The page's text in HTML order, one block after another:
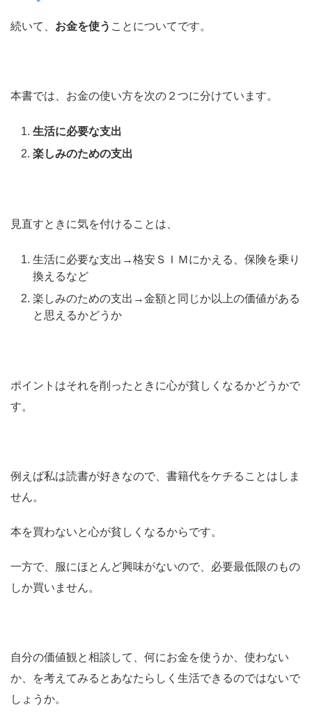
続いて、 お金を使う ことについてです。
本書では、お金の使い方を次の２つに分けています。
生活に必要な支出
楽しみのための支出
見直すときに気を付けることは、
生活に必要な支出→格安ＳＩＭにかえる、保険を乗り
換えるなど
楽しみのための支出→金額と同じか以上の価値がある
と思えるかどうか
ポイントはそれを削ったときに心が貧しくなるかどうかで
す。
例えば私は読書が好きなので、書籍代をケチることはしま
せん。
本を買わないと心が貧しくなるからです。
一方で、服にほとんど興味がないので、必要最低限のもの
しか買いません。
自分の価値観と相談して、何にお金を使うか、使わない
か、を考えてみるとあなたらしく生活できるのではないで
しょうか。